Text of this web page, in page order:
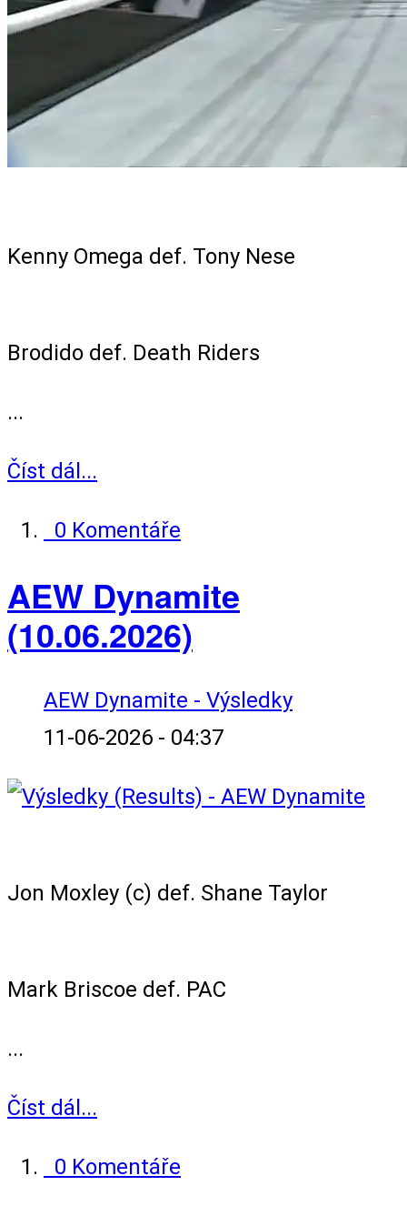
Kenny Omega def. Tony Nese
Brodido def. Death Riders
...
Číst dál...
0 Komentáře
AEW Dynamite
(10.06.2026)
AEW Dynamite - Výsledky
11-06-2026 - 04:37
Jon Moxley (c) def. Shane Taylor
Mark Briscoe def. PAC
...
Číst dál...
0 Komentáře